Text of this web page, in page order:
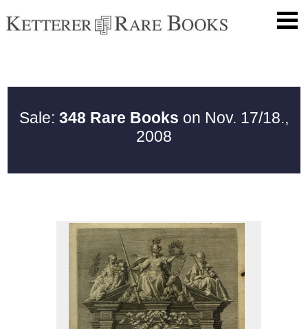
Sale: 348 Rare Books on Nov. 17/18.,
2008